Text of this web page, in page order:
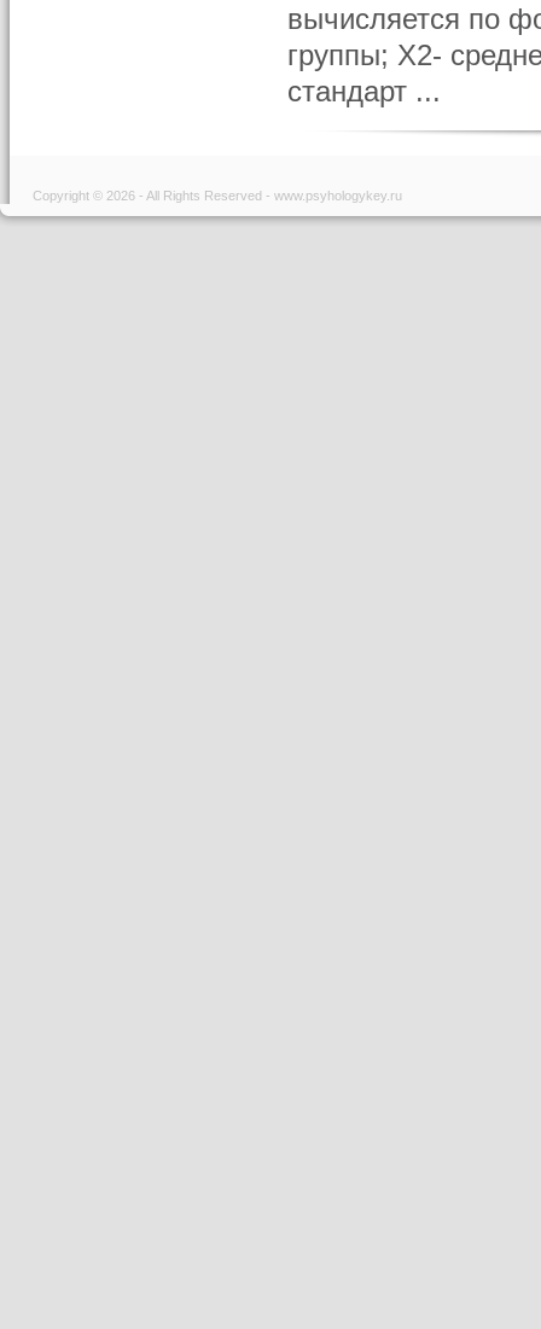
вычисляется по
группы; Х2-
стандарт ...
Copyright © 2026 - All Rights Reserved - www.psyhologykey.ru